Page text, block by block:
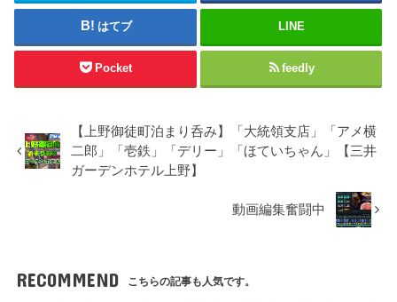
はてブ LINE
Pocket feedly
【上野御徒町泊まり呑み】「大統領支店」「アメ横
二郎」「壱鉄」「デリー」「ほていちゃん」【三井
ガーデンホテル上野】
動画編集奮闘中
RECOMMEND こちらの記事も人気です。